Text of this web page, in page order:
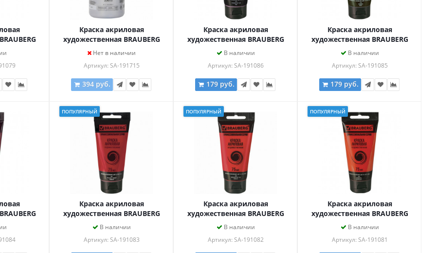
75мл,
Краска акриловая
художественная BRAUBERG
ART CLASSIC, флакон 250 мл,
Нет в наличии
Артикул: SA-191715
394 руб.
Краска акриловая
художественная BRAUBERG
ART CLASSIC, туба 75мл,
В наличии
Артикул: SA-191086
179 руб.
Краска акриловая
художественная BRAUBERG
ART CLASSIC, туба 75мл,
В наличии
Артикул: SA-191085
179 руб.
75мл,
ПОПУЛЯРНЫЙ
Краска акриловая
художественная BRAUBERG
ART CLASSIC, туба 75мл,
В наличии
Артикул: SA-191083
ПОПУЛЯРНЫЙ
Краска акриловая
художественная BRAUBERG
ART CLASSIC, туба 75мл,
В наличии
Артикул: SA-191082
ПОПУЛЯРНЫЙ
Краска акриловая
художественная BRAUBERG
ART CLASSIC, туба 75мл,
В наличии
Артикул: SA-191081